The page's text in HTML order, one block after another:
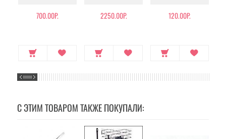
700.00Р. 2250.00Р. 120.00Р.
С ЭТИМ ТОВАРОМ ТАКЖЕ ПОКУПАЛИ: